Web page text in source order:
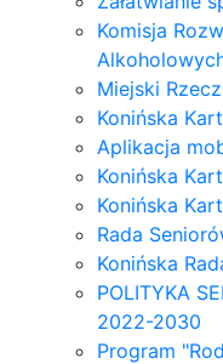
Komisja
Miejski
Konińska
Aplikacja
Konińska
Konińska
Rada
Konińska
POLITYKA
2022-2030
Program